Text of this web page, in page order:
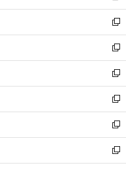
開
く
ウ
で
開
く
ン
ド
ウ
で
開
く
ウ
ィ
ン
ド
ウ
で
開
く
し
い
ウ
ィ
ン
ド
ウ
で
開
く
新
し
い
ウ
ィ
ン
ド
ウ
で
開
く
新
し
い
ウ
ィ
ン
ド
ウ
で
開
新
し
い
ウ
ィ
ン
ド
ウ
新
し
い
ウ
ィ
ン
新
し
い
ウ
新
し